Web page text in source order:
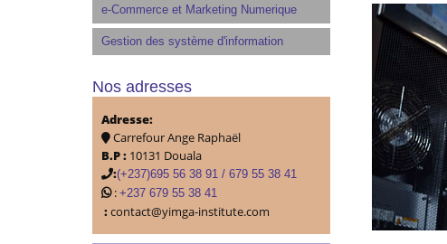
e-Commerce et Marketing Numerique
Gestion des système d'information
Nos adresses
Adresse:
Carrefour Ange Raphaël
B.P : 10131 Douala
:(+237)695 56 38 91 / 679 55 38 41
: +237 679 55 38 41
:contact@yimga-institute.com